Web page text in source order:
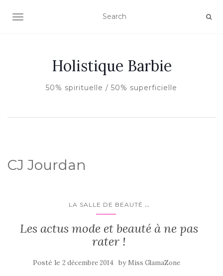
AFFICHER/MASQUER LA NAVIGATION
Holistique Barbie
50% spirituelle / 50% superficielle
CJ Jourdan
LA SALLE DE BEAUTÉ ...
Les actus mode et beauté à ne pas
rater !
Posté le 2 décembre 2014 by Miss GlamaZone